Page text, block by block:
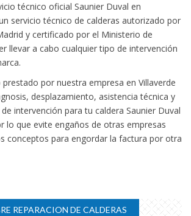
técnico oficial Saunier Duval en
servicio técnico de calderas autorizado por
y certificado por el Ministerio de
llevar a cabo cualquier tipo de intervención
por nuestra empresa en Villaverde
desplazamiento, asistencia técnica y
intervención para tu caldera Saunier Duval
lo que evite engaños de otras empresas
conceptos para engordar la factura por otra
REPARACION DE CALDERAS